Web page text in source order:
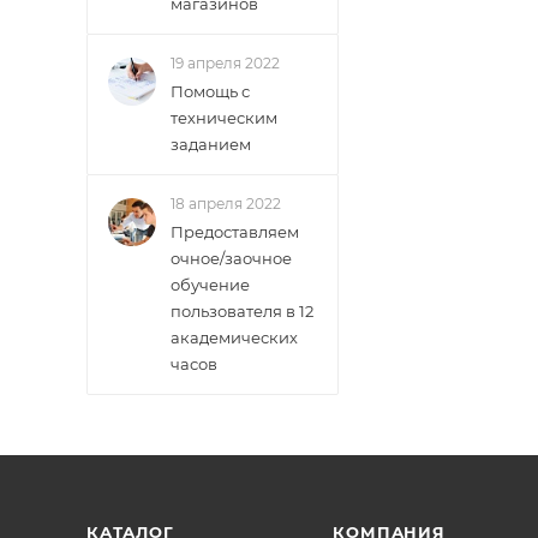
19 апреля 2022
Помощь с
техническим
заданием
18 апреля 2022
Предоставляем
очное/заочное
обучение
пользователя в 12
академических
часов
КАТАЛОГ КОМПАНИЯ